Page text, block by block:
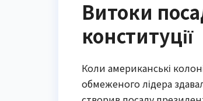
Витоки
конституції
Коли американські
обмеженого лідера